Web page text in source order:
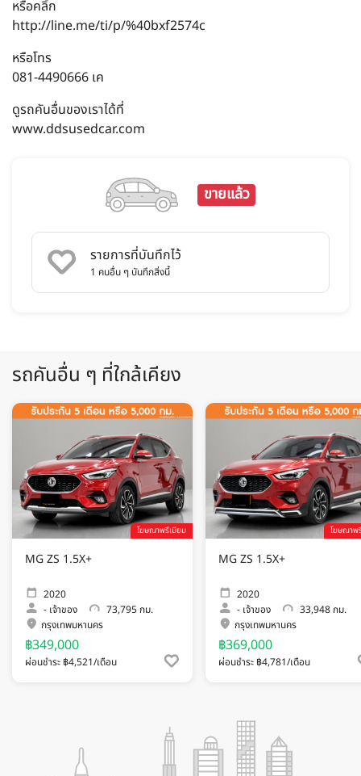
หรือคลิ้ก
http://line.me/ti/p/%40bxf2574c
หรือโทร
081-4490666 เค
ดูรถคันอื่นของเราได้ที่
www.ddsusedcar.com
ขายแล้ว
รายการที่บันทึกไว้
1 คนอื่น ๆ บันทึกสิ่งนี้
รถคันอื่น ๆ ที่ใกล้เคียง
โฆษณาพรีเมียม
MG ZS 1.5X+
2020
- เจ้าของ
73,795 กม.
กรุงเทพมหานคร
฿349,000
ผ่อนชำระ ฿4,521/เดือน
โฆษณาพ
MG ZS 1.5X+
2020
- เจ้าของ
33,948 กม.
กรุงเทพมหานคร
฿369,000
ผ่อนชำระ ฿4,781/เดือน